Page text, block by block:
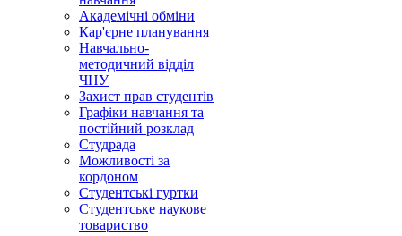
Академічні обміни
Кар'єрне планування
Навчально-
методичний відділ
ЧНУ
Захист прав студентів
Графіки навчання та
постійний розклад
Студрада
Можливості за
кордоном
Студентські гуртки
Студентське наукове
товариство